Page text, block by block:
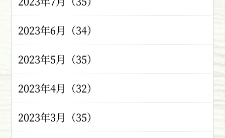
2023年6月（34）
2023年5月（35）
2023年4月（32）
2023年3月（35）